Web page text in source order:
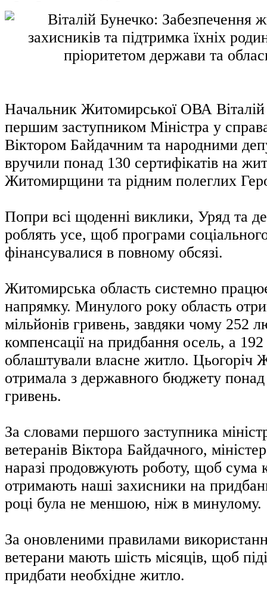
Начальник Житомирської ОВА Віталій
першим заступником Міністра у
Віктором Байдачним та народними
вручили понад 130 сертифікатів на
Житомирщини та рідним полеглих
Попри всі щоденні виклики, Уряд та
роблять усе, щоб програми
фінансувалися в повному обсязі.
Житомирська область системно
напрямку. Минулого року область
мільйонів гривень, завдяки чому 252
компенсації на придбання осель, а
облаштували власне житло.
отримала з державного бюджету понад
гривень.
За словами першого заступника
ветеранів Віктора Байдачного,
наразі продовжують роботу, щоб сума
отримають наші захисники на
році була не меншою, ніж в минулому.
За оновленими правилами
ветерани мають шість місяців, щоб
придбати необхідне житло.